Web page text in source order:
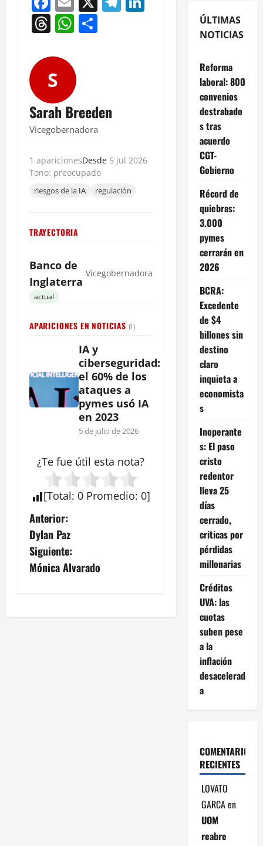
Threads
WhatsApp
S
Sarah Breeden
Vicegobernadora
1 aparicionesDesde 5 jul 2026
Tono: preocupado
riesgos de la IA regulación
TRAYECTORIA
Banco de
Inglaterra
Vicegobernadora
actual
APARICIONES EN NOTICIAS (1)
IA y
ciberseguridad:
el 60% de los
ataques a
pymes usó IA
en 2023
5 de julio de 2026
¿Te fue útil esta nota?
[Total: 0 Promedio: 0]
N
a
v
g
Anterior:
Dylan Paz
Siguiente:
Mónica Alvarado
ÚLTIMAS
NOTICIAS
Reforma
laboral: 800
convenios
destrabado
s tras
acuerdo
CGT-
Gobierno
Récord de
quiebras:
3.000
pymes
cerrarán en
2026
BCRA:
Excedente
de $4
billones sin
destino
claro
inquieta a
economista
s
Inoperante
s: El paso
cristo
redentor
lleva 25
días
cerrado,
criticas por
pérdidas
millonarias
Créditos
UVA: las
cuotas
suben pese
a la
inflación
desacelerad
a
COMENTARIOS
RECIENTES
LOVATO
GARCAen
UOM
reabre